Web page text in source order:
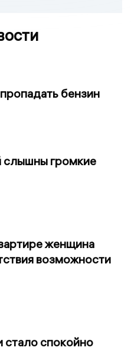
бензин
слышны громкие
женщина
возможности
стало спокойно